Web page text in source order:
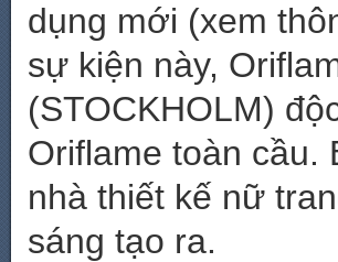
dụng mới (xem
sự kiện này,
(STOCKHOLM)
Oriflame toàn cầu.
nhà thiết kế nữ
sáng tạo ra.